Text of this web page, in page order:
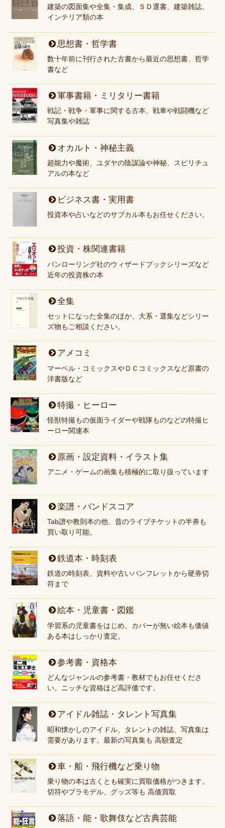
建築の図面集や全集・集成、ＳＤ選書、建築雑誌、
インテリア類の本
思想書・哲学書
数十年前に刊行された古書から最近の思想書、哲学
書など
軍事書籍・ミリタリー書籍
戦記・戦争・軍事に関する古本、戦車や戦闘機など
写真集や雑誌
オカルト・神秘主義
超能力や魔術、ユダヤの陰謀論や神秘、スピリチュ
アルの本など
ビジネス書・実用書
投資本や占いなどのサブカル本もお任せください。
投資・株関連書籍
パンローリング社のウィザードブックシリーズなど
近年の投資株の本
全集
セットになった全集のほか、大系・選集などシリー
ズ物もご相談ください。
アメコミ
マーベル・コミックスやＤＣコミックスなど原書の
洋書版など
特撮・ヒーロー
怪獣特撮もの仮面ライダーや戦隊ものなどの特撮ヒ
ーロー関連本
原画・設定資料・イラスト集
アニメ・ゲームの画集も積極的に取り扱っています
楽譜・バンドスコア
Tab譜や教則本の他、昔のライブチケットの半券も
買い取り可能。
鉄道本・時刻表
鉄道の時刻表、資料や古いパンフレットから硬券切
符まで
絵本・児童書・図鑑
学習系の児童書をはじめ、カバーが無い絵本も価値
ある本はしっかり査定。
参考書・資格本
どんなジャンルの参考書・教材でもお任せくださ
い。ニッチな資格ほど高評価です。
アイドル雑誌・タレント写真集
昭和懐かしのアイドル、タレントの雑誌、写真集は
需要があります。最新の写真集も 高額査定
車・船・飛行機など乗り物
乗り物の本は古くとも確実に買取価格がつきます。
切符やプラモデル、グッズ等も 高価買取
落語・能・歌舞伎など古典芸能